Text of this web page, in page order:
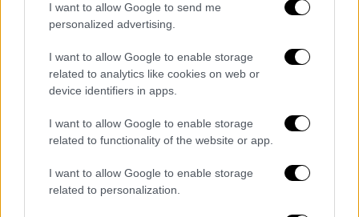
I want to allow Google to send me
personalized advertising.
I want to allow Google to enable storage
related to analytics like cookies on web or
device identifiers in apps.
I want to allow Google to enable storage
related to functionality of the website or app.
I want to allow Google to enable storage
related to personalization.
Κόσμος|27.03.2026 20:21
Μην πανικοβάλλεστε: Οι πέντε τρόποι
για να σταματήσετε τα παιδιά σας από
το ατελείωτο σκρολάρισμα
Το BBC παρουσιάζει συμβουλές ειδικών για
το πώς μπορούμε να απομακρύνουμε τα